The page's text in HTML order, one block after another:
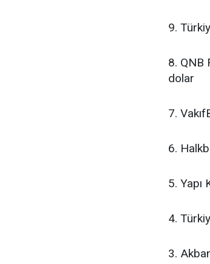
9.
8. QNB
dolar
7.
6.
5.
4.
3.